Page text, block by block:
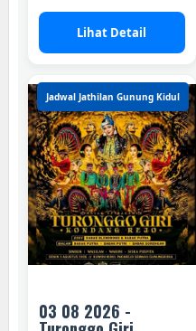
Lihat Detail
Jadwal Jathilan Gunung Kidul
03 08 2026 -